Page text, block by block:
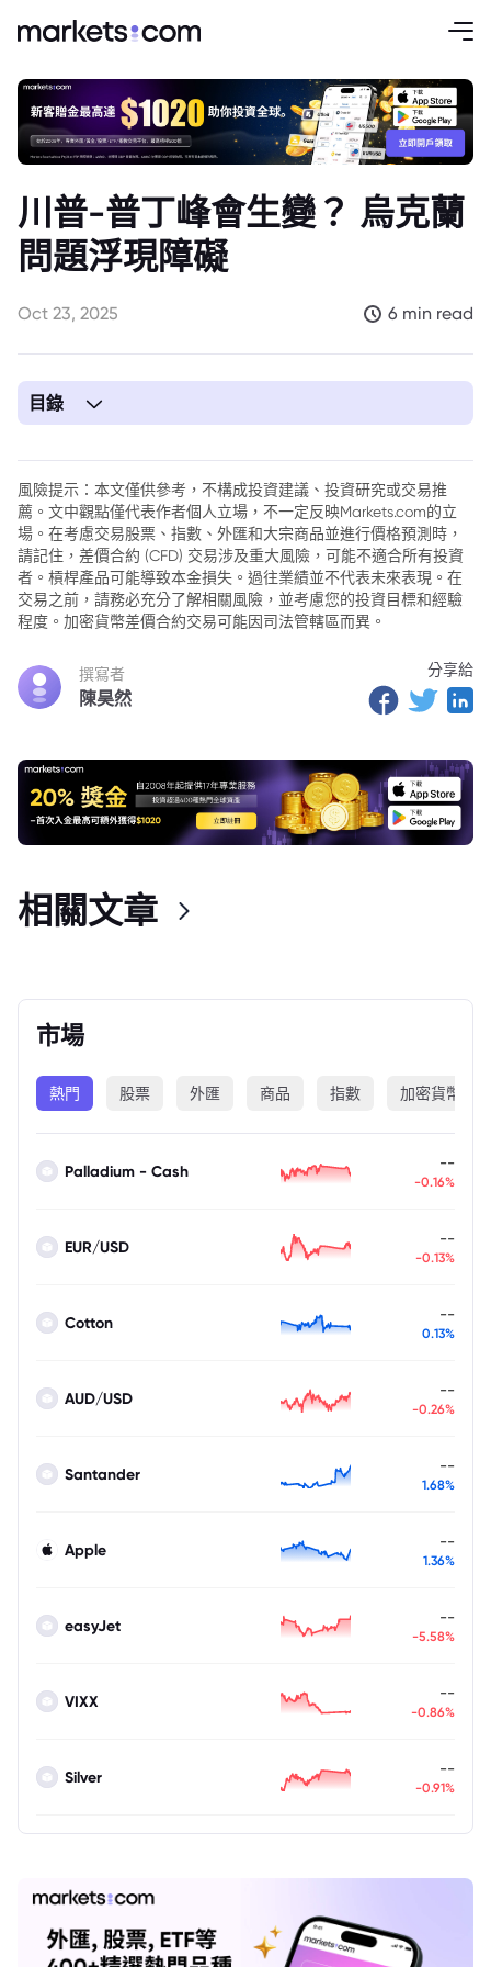
川普-普丁峰會生變？ 烏克蘭
問題浮現障礙
Oct 23, 2025 6 min read
目錄
風險提示：本文僅供參考，不構成投資建議、投資研究或交易推
薦。文中觀點僅代表作者個人立場，不一定反映Markets.com的立
場。在考慮交易股票、指數、外匯和大宗商品並進行價格預測時，
請記住，差價合約 (CFD) 交易涉及重大風險，可能不適合所有投資
者。槓桿產品可能導致本金損失。過往業績並不代表未來表現。在
交易之前，請務必充分了解相關風險，並考慮您的投資目標和經驗
程度。加密貨幣差價合約交易可能因司法管轄區而異。
撰寫者
陳昊然
分享給
市場
熱門 股票 外匯 商品 指數 加密貨幣
Palladium - Cash --
-0.16%
EUR/USD --
-0.13%
Cotton --
0.13%
AUD/USD --
-0.26%
Santander --
1.68%
Apple --
1.36%
easyJet --
-5.58%
VIXX --
-0.86%
Silver --
-0.91%
相關文章